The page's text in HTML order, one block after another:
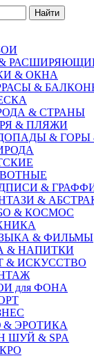
Найти
&
& ОКНА
&
& СТРАНЫ
& ПЛЯЖИ
& ГОРЫ
&
&
& КОСМОС
& ФИЛЬМЫ
& НАПИТКИ
& ИСКУССТВО
для ФОНА
ЭРОТИКА
ШУЙ & SPA